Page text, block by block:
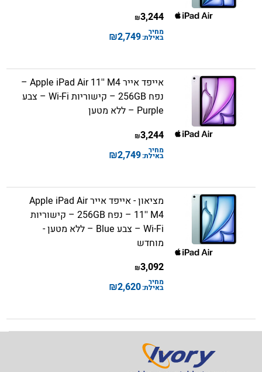
3,244
₪
מחיר
באילת:2,749
₪
אייפד אייר Apple iPad Air 11'' M4 –
נפח 256GB – קישוריות Wi-Fi – צבע
Purple – ללא מטען
3,244
₪
מחיר
באילת:2,749
₪
מציאון - אייפד אייר Apple iPad Air
11'' M4 – נפח 256GB – קישוריות
Wi-Fi – צבע Blue – ללא מטען -
מוחדש
3,092
₪
מחיר
באילת:2,620
₪